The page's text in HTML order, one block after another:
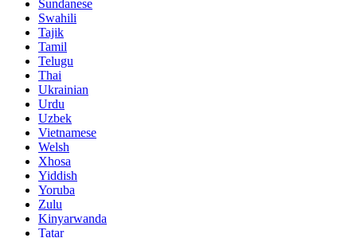
Sundanese
Swahili
Tajik
Tamil
Telugu
Thai
Ukrainian
Urdu
Uzbek
Vietnamese
Welsh
Xhosa
Yiddish
Yoruba
Zulu
Kinyarwanda
Tatar